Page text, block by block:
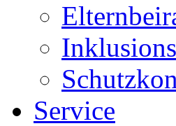
Service